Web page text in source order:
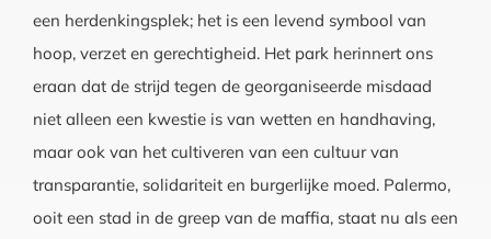
een herdenkingsplek; het is een levend symbool van
hoop, verzet en gerechtigheid. Het park herinnert ons
eraan dat de strijd tegen de georganiseerde misdaad
niet alleen een kwestie is van wetten en handhaving,
maar ook van het cultiveren van een cultuur van
transparantie, solidariteit en burgerlijke moed. Palermo,
ooit een stad in de greep van de maffia, staat nu als een